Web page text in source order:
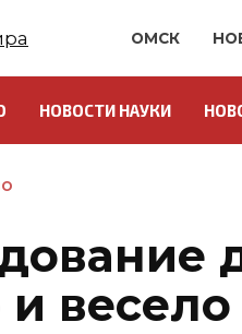
ОМСК
НОВОСТИ НАУКИ
весело